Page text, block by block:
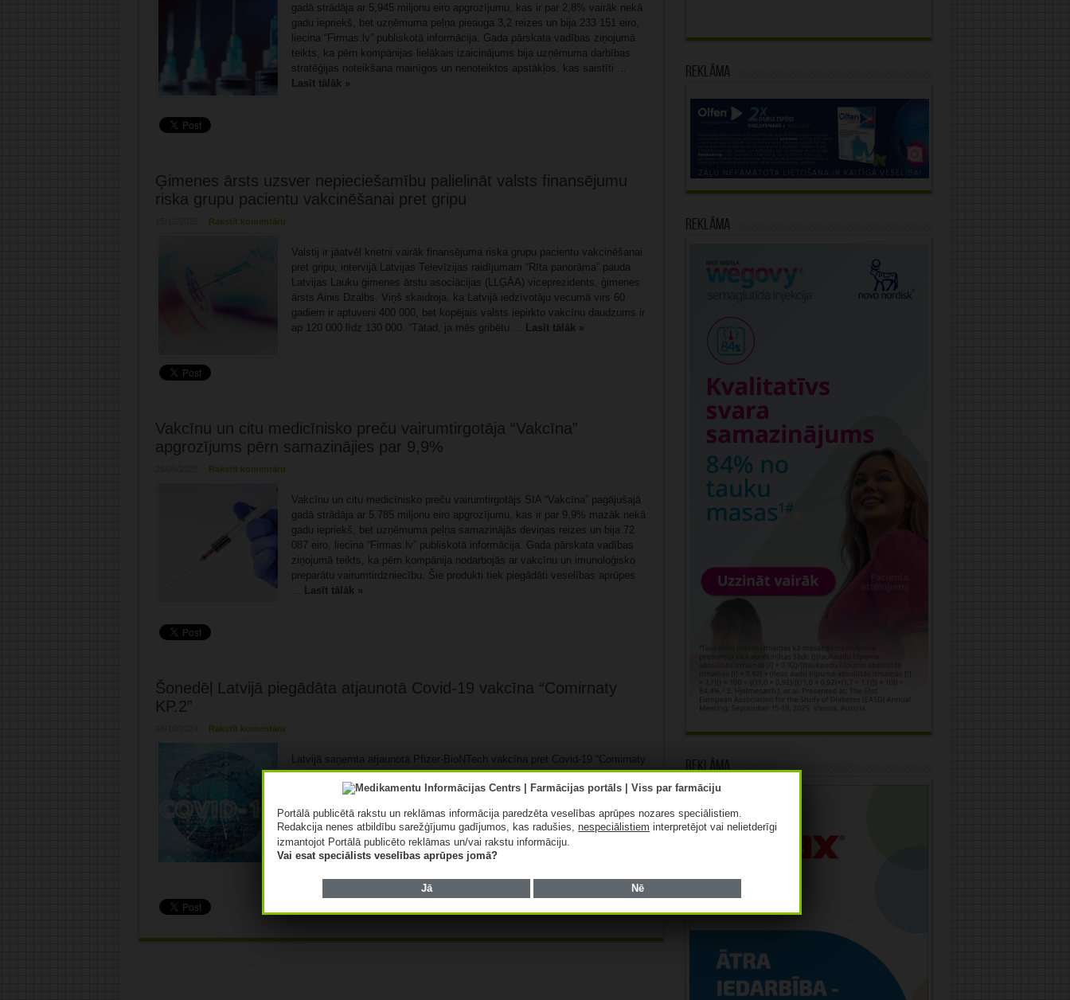
gadā strādāja ar 5,945 miljonu eiro apgrozījumu, kas ir par 2,8% vairāk nekā
gadu iepriekš, bet uzņēmuma peļņa pieauga 3,2 reizes un bija 233 151 eiro,
liecina “Firmas.lv” publiskotā informācija. Gada pārskata vadības ziņojumā
teikts, ka pērn kompānijas lielākais izaicinājums bija uzņēmuma darbības
stratēģijas noteikšana mainīgos un nenoteiktos apstākļos, kas saistīti ...
Lasīt tālāk »
Ģimenes ārsts uzsver nepieciešamību palielināt valsts finansējumu
riska grupu pacientu vakcinēšanai pret gripu
Rakstīt komentāru
Valstij ir jāatvēl krietni vairāk finansējuma riska grupu pacientu vakcinēšanai
pret gripu, intervijā Latvijas Televīzijas raidījumam “Rīta panorāma” pauda
Latvijas Lauku ģimenes ārstu asociācijas (LLĢĀA) viceprezidents, ģimenes
ārsts Ainis Dzalbs. Viņš skaidroja, ka Latvijā iedzīvotāju vecumā virs 60
gadiem ir aptuveni 400 000, bet kopējais valsts iepirkto vakcīnu daudzums ir
ap 120 000 līdz 130 000. “Tātad, ja mēs gribētu ... Lasīt tālāk »
Vakcīnu un citu medicīnisko preču vairumtirgotāja “Vakcīna”
apgrozījums pērn samazinājies par 9,9%
Rakstīt komentāru
Vakcīnu un citu medicīnisko preču vairumtirgotājs SIA “Vakcīna” pagājušajā
gadā strādāja ar 5,785 miljonu eiro apgrozījumu, kas ir par 9,9% mazāk nekā
gadu iepriekš, bet uzņēmuma peļņa samazinājās deviņas reizes un bija 72
087 eiro, liecina “Firmas.lv” publiskotā informācija. Gada pārskata vadības
ziņojumā teikts, ka pērn kompānija nodarbojās ar vakcīnu un imunoloģisko
preparātu vairumtirdzniecību. Šie produkti tiek piegādāti veselības aprūpes
... Lasīt tālāk »
Šonedēļ Latvijā piegādāta atjaunotā Covid-19 vakcīna “Comirnaty
KP.2”
Rakstīt komentāru
Latvijā saņemta atjaunotā Pfizer-BioNTech vakcīna pret Covid-19 “Comirnaty
KP.2”, kura piemērota 2024./2025. gada sezonas cirkulējošajiem SARS-CoV-
2 vīrusa paveidiem. Vakcīna piemērota vakcinācijai gan pieaugušajiem, gan
pasūtījumu, lai nākamnedēļ tās būtu pieejamas iedzīvotājiem. Aicinām
iedzīvotājus izmantot iespēju savlaicīgi vakcinēties gan pret Covid-19, gan
gripu. Vakcināciju pret gripu un Covid-19 var saņemt vienā vakcinācijas
reizē. ...
Reklāma
Reklāma
Reklāma
Portālā publicētā rakstu un reklāmas informācija paredzēta veselības aprūpes nozares speciālistiem.
Redakcija nenes atbildību sarežģījumu gadījumos, kas radušies,nespeciālistiem interpretējot vai nelietderīgi
izmantojot Portālā publicēto reklāmas un/vai rakstu informāciju.
Vai esat speciālists veselības aprūpes jomā?
Jā Nē